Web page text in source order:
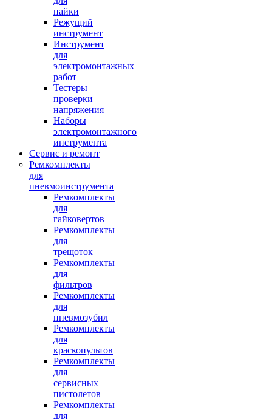
пайки
Режущий
инструмент
Инструмент
для
электромонтажных
работ
Тестеры
проверки
напряжения
Наборы
электромонтажного
инструмента
Сервис и ремонт
Ремкомплекты
для
пневмоинструмента
Ремкомплекты
для
гайковертов
Ремкомплекты
для
трещоток
Ремкомплекты
для
фильтров
Ремкомплекты
для
пневмозубил
Ремкомплекты
для
краскопультов
Ремкомплекты
для
сервисных
пистолетов
Ремкомплекты
для